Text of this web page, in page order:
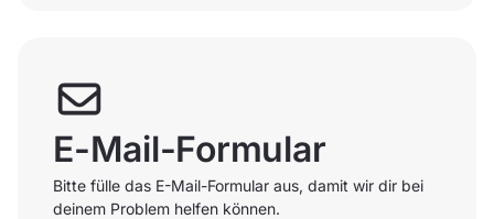
E-Mail-Formular
Bitte fülle das E-Mail-Formular aus, damit wir dir bei
deinem Problem helfen können.